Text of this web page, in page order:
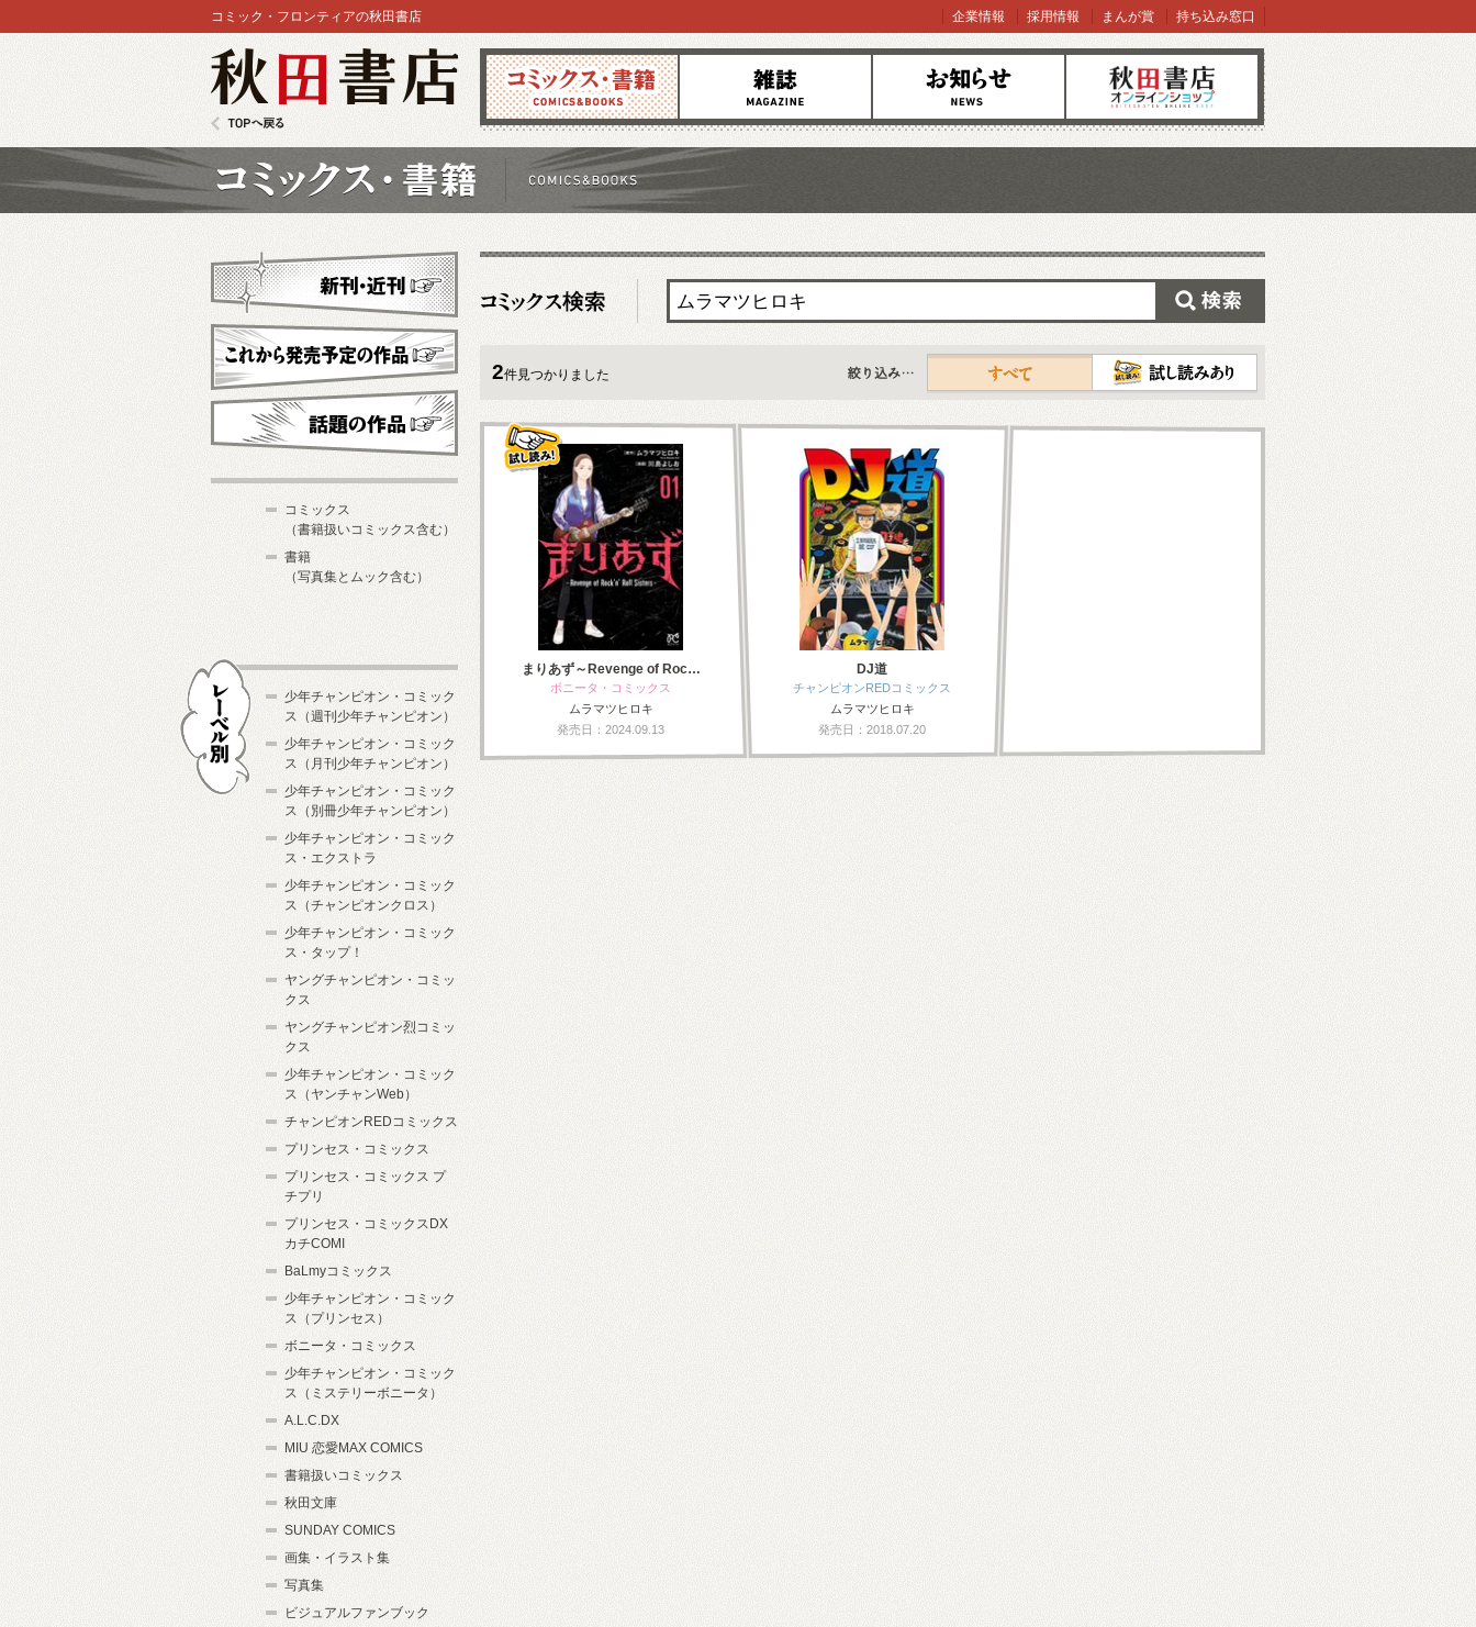
コミックス 雑誌 お知らせ オンラインショップ
コミック・フロンティアの秋田書店 企業情報 採用情報 まんが賞 持ち込み窓口
2件見つかりました
すべて
まりあず～Revenge of Roc…
ボニータ・コミックス
ムラマツヒロキ
発売日：2024.09.13
DJ道
チャンピオンREDコミックス
ムラマツヒロキ
発売日：2018.07.20
新刊・近刊
これから発売予定
コミックス
（書籍扱いコミックス含む）
書籍
（写真集とムック含む）
少年チャンピオン・コミック
ス（週刊少年チャンピオン）
少年チャンピオン・コミック
ス（月刊少年チャンピオン）
少年チャンピオン・コミック
ス（別冊少年チャンピオン）
少年チャンピオン・コミック
ス・エクストラ
少年チャンピオン・コミック
ス（チャンピオンクロス）
少年チャンピオン・コミック
ス・タップ！
ヤングチャンピオン・コミッ
クス
ヤングチャンピオン烈コミッ
クス
少年チャンピオン・コミック
ス（ヤンチャンWeb）
チャンピオンREDコミックス
プリンセス・コミックス
プリンセス・コミックス プ
チプリ
プリンセス・コミックスDX
カチCOMI
BaLmyコミックス
少年チャンピオン・コミック
ス（プリンセス）
ボニータ・コミックス
少年チャンピオン・コミック
ス（ミステリーボニータ）
A.L.C.DX
MIU 恋愛MAX COMICS
書籍扱いコミックス
秋田文庫
SUNDAY COMICS
画集・イラスト集
写真集
ビジュアルファンブック